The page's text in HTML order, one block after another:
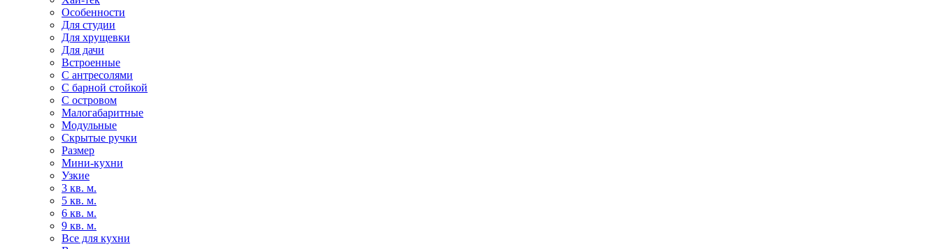
Особенности
Для студии
Для хрущевки
Для дачи
Встроенные
С антресолями
С барной стойкой
С островом
Малогабаритные
Модульные
Скрытые ручки
Размер
Мини-кухни
Узкие
3 кв. м.
5 кв. м.
6 кв. м.
9 кв. м.
Все для кухни